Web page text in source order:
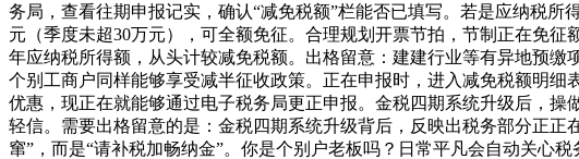
务局，查看往期申报记实，确认“减免税额”栏能否已填写。若是应纳税
元（季度未超30万元），可全额免征。合理规划开票节拍，节制正在免
年应纳税所得额，从头计较减免税额。出格留意：建建行业等有异地预
个别工商户同样能够享受减半征收政策。正在申报时，进入减免税额明
优惠，现正在就能够通过电子税务局更正申报。金税四期系统升级后，
轻信。需要出格留意的是：金税四期系统升级背后，反映出税务部分正正
窜”，而是“请补税加畅纳金”。你是个别户老板吗？日常平凡会自动关心